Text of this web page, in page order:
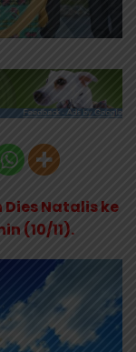
Natalis ke
(10/11).